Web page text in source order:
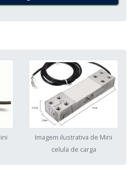
Imagem ilustrativa de Mini
celula de carga